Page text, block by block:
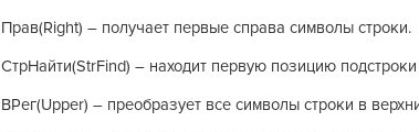
Прав(Right) – получает первые справа символы строки.
СтрНайти(StrFind) – находит первую позицию подстроки
ВРег(Upper) – преобразует все символы строки в